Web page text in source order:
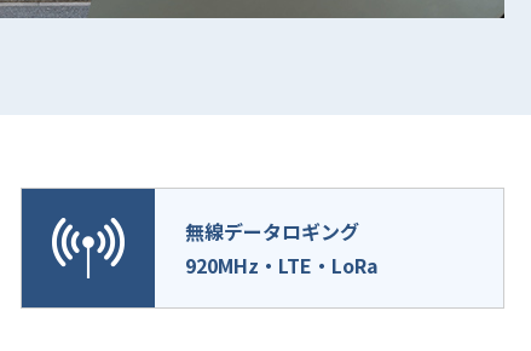
無線データロギング
920MHz・LTE・LoRa